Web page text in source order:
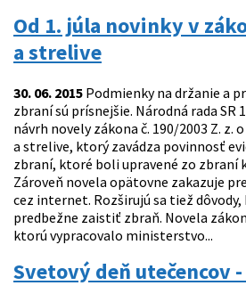
Od 1. júla novinky v
a strelive
30. 06. 2015 Podmienky na držanie a
zbraní sú prísnejšie. Národná rada SR
návrh novely zákona č. 190/2003 Z. z.
a strelive, ktorý zavádza povinnosť
zbraní, ktoré boli upravené zo zbraní
Zároveň novela opätovne zakazuje
cez internet. Rozširujú sa tiež
predbežne zaistiť zbraň. Novela
ktorú vypracovalo ministerstvo...
Svetový deň utečencov